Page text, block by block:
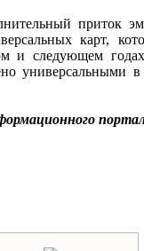
приток
карт,
и следующем
универсальными